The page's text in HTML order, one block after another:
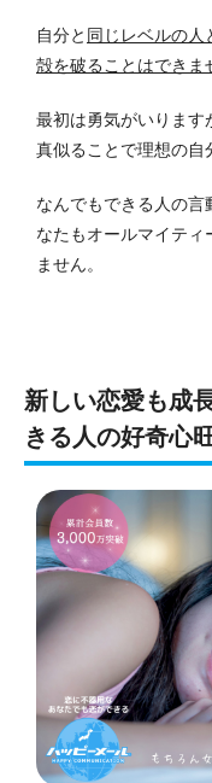
自分と 同じレベルの人
殻を破ることはできま
最初は勇気がいります
真似ることで理想の自
なんでもできる人の言
なたもオールマイテ
ません。
新しい恋愛も成
きる人の好奇心